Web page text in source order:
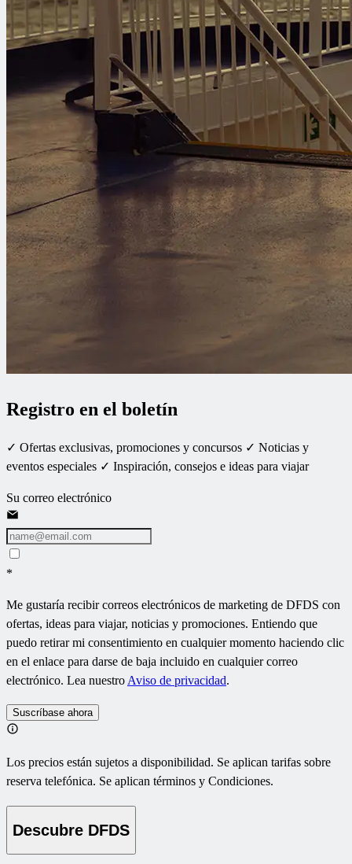
Registro en el boletín
✓ Ofertas exclusivas, promociones y concursos ✓ Noticias y
eventos especiales ✓ Inspiración, consejos e ideas para viajar
Su correo electrónico
*
Me gustaría recibir correos electrónicos de marketing de DFDS con
ofertas, ideas para viajar, noticias y promociones. Entiendo que
puedo retirar mi consentimiento en cualquier momento haciendo clic
en el enlace para darse de baja incluido en cualquier correo
electrónico. Lea nuestroAviso de privacidad.
Suscríbase ahora
Los precios están sujetos a disponibilidad. Se aplican tarifas sobre
reserva telefónica. Se aplican términos y Condiciones.
Descubre DFDS